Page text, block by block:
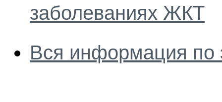
заболеваниях ЖКТ
Вся информация по